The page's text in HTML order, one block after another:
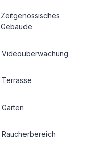
Zeitgenössisches
Gebäude
Videoüberwachung
Terrasse
Garten
Raucherbereich